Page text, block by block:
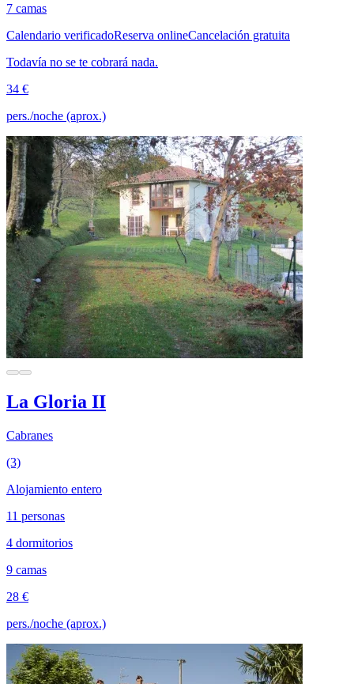
7 camas
Calendario verificadoReserva onlineCancelación gratuita
Todavía no se te cobrará nada.
34 €
pers./noche (aprox.)
La Gloria II
Cabranes
(3)
Alojamiento entero
11 personas
4 dormitorios
9 camas
28 €
pers./noche (aprox.)